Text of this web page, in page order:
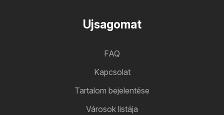
Ujsagomat
FAQ
Kapcsolat
Tartalom bejelentése
Városok listája